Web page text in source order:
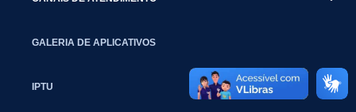
GALERIA DE APLICATIVOS
IPTU